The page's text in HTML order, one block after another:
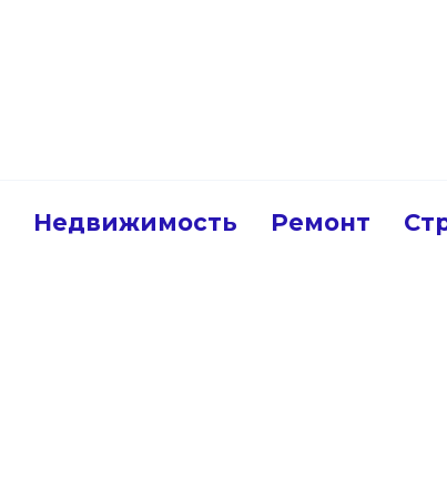
Недвижимость Ремонт